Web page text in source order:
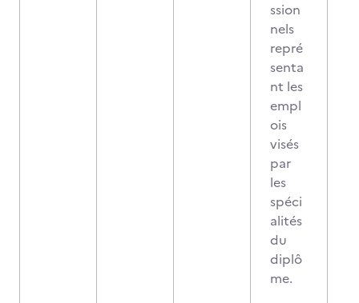
ssion
nels
repré
senta
nt les
empl
ois
visés
par
les
spéci
alités
du
diplô
me.